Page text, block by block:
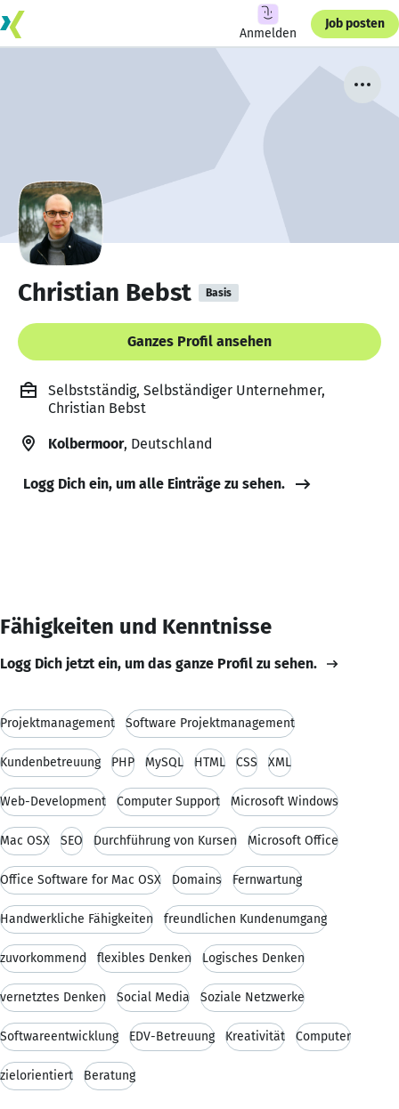
Anmelden
Job posten
Christian Bebst Basis
Ganzes Profil ansehen
Selbstständig, Selbständiger Unternehmer,
Christian Bebst
Kolbermoor, Deutschland
Logg Dich ein, um alle Einträge zu sehen.
Fähigkeiten und Kenntnisse
Logg Dich jetzt ein, um das ganze Profil zu sehen.
Projektmanagement Software Projektmanagement
Kundenbetreuung PHP MySQL HTML CSS XML
Web-Development Computer Support Microsoft Windows
Mac OSX SEO Durchführung von Kursen Microsoft Office
Office Software for Mac OSX Domains Fernwartung
Handwerkliche Fähigkeiten freundlichen Kundenumgang
zuvorkommend flexibles Denken Logisches Denken
vernetztes Denken Social Media Soziale Netzwerke
Softwareentwicklung EDV-Betreuung Kreativität Computer
zielorientiert Beratung